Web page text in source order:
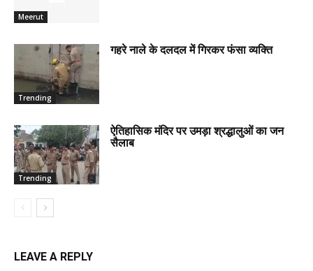
Meerut
Trending
गहरे नाले के दलदल में गिरकर फंसा व्यक्ति
Trending
ऐतिहासिक मंदिर पर उमड़ा श्रद्धालुओं का जन
सैलाब
LEAVE A REPLY